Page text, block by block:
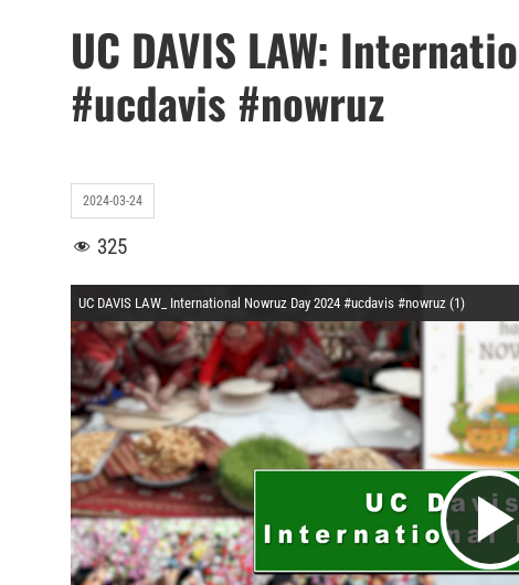
UC DAVIS LAW:
#ucdavis #nowruz
2024-03-24
325
UC DAVIS LAW_ International Nowruz Day 2024 #ucdavis #nowruz (1)